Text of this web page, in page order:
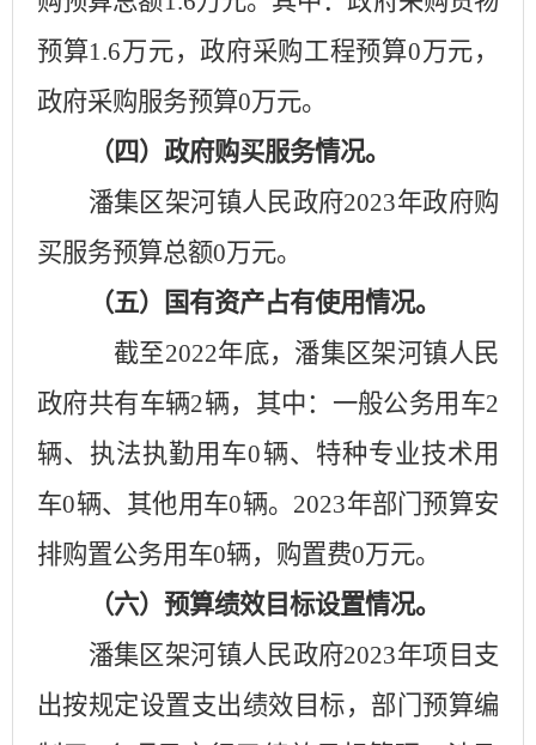
预算1.6万元，政府采购工程预算0万元，
政府采购服务预算0万元。
（四）政府购买服务情况。
潘集区架河镇人民政府2023年政府购
买服务预算总额0万元。
（五）国有资产占有使用情况。
截至2022年底，潘集区架河镇人民
政府共有车辆2辆，其中：一般公务用车2
辆、执法执勤用车0辆、特种专业技术用
车0辆、其他用车0辆。 2023年部门预算安
排购置公务用车0辆，购置费0万元。
（六）预算绩效目标设置情况。
潘集区架河镇人民政府2023年项目支
出按规定设置支出绩效目标，部门预算编